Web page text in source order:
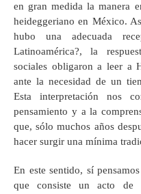
en gran medida la manera
heideggeriano en México.
hubo una adecuada
Latinoamérica?, la
sociales obligaron a leer a
ante la necesidad de un
Esta interpretación nos
pensamiento y a la
que, sólo muchos años
hacer surgir una mínima
En este sentido, sí
que consiste un acto de